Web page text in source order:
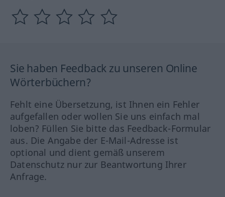
Sie haben Feedback zu unseren Online
Wörterbüchern?
Fehlt eine Übersetzung, ist Ihnen ein Fehler
aufgefallen oder wollen Sie uns einfach mal
loben? Füllen Sie bitte das Feedback-Formular
aus. Die Angabe der E-Mail-Adresse ist
optional und dient gemäß unserem
Datenschutz nur zur Beantwortung Ihrer
Anfrage.